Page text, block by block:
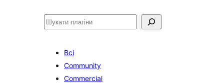
Пошук
Всі
Community
Commercial